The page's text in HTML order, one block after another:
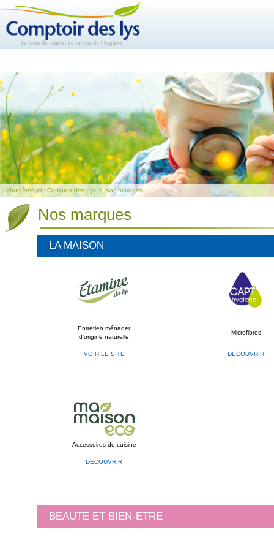
Vous êtes ici : Comptoir des Lys /Nos marques
Nos marques
LA MAISON
Entretien ménager
d'origine naturelle
Microfibres
VOIR LE SITE DECOUVRIR
Accessoires de cuisine
DECOUVRIR
BEAUTE ET BIEN-ETRE